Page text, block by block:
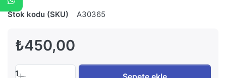
Stok kodu (SKU) A30365
₺450,00
1